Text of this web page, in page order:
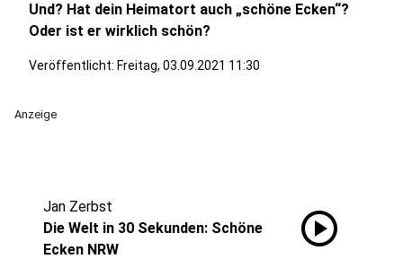
Und? Hat dein Heimatort auch „schöne Ecken“?
Oder ist er wirklich schön?
Veröffentlicht: Freitag, 03.09.2021 11:30
Anzeige
Jan Zerbst
Die Welt in 30 Sekunden: Schöne
Ecken NRW
play_circle